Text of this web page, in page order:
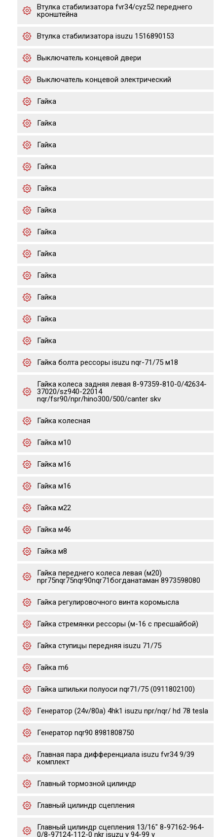
Втулка стабилизатора fvr34/cyz52 переднего
кронштейна
Втулка стабилизатора isuzu 1516890153
Выключатель концевой двери
Выключатель концевой электрический
Гайка
Гайка
Гайка
Гайка
Гайка
Гайка
Гайка
Гайка
Гайка
Гайка
Гайка
Гайка
Гайка болта рессоры isuzu nqr-71/75 м18
Гайка колеса задняя левая 8-97359-810-0/42634-
37020/sz940-22014
nqr/fsr90/npr/hino300/500/canter skv
Гайка колесная
Гайка м10
Гайка м16
Гайка м16
Гайка м22
Гайка м46
Гайка м8
Гайка переднего колеса левая (м20)
npr75nqr75nqr90nqr71богданатаман 8973598080
Гайка регулировочного винта коромысла
Гайка стремянки рессоры (м-16 с пресшайбой)
Гайка ступицы передняя isuzu 71/75
Гайка m6
Гайка шпильки полуоси nqr71/75 (0911802100)
Генератор (24v/80a) 4hk1 isuzu npr/nqr/ hd 78 tesla
Генератор nqr90 8981808750
Главная пара дифференциала isuzu fvr34 9/39
комплект
Главный тормозной цилиндр
Главный цилиндр сцепления
Главный цилиндр сцепления 13/16" 8-97162-964-
0/8-97124-112-0 nkr isuzu y 94-99 y